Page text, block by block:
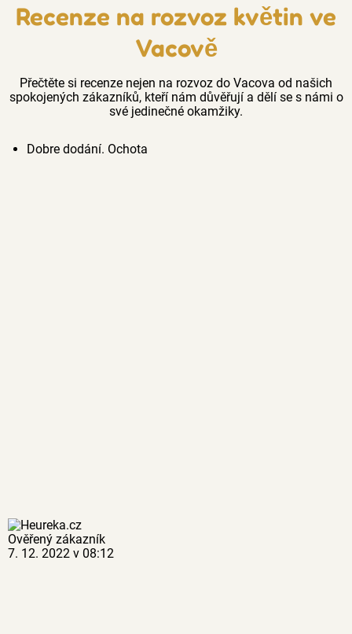
Recenze na rozvoz květin ve
Vacově
Přečtěte si recenze nejen na rozvoz do Vacova od našich
spokojených zákazníků, kteří nám důvěřují a dělí se s námi o
své jedinečné okamžiky.
Dobre dodání. Ochota
Ověřený zákazník
7. 12. 2022 v 08:12